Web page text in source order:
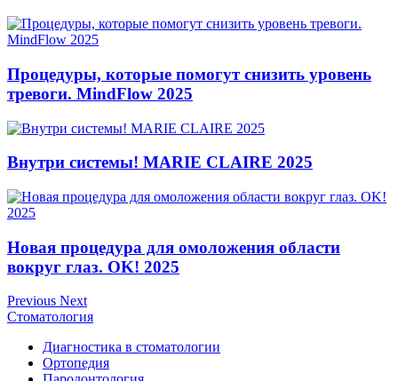
Процедуры, которые помогут снизить уровень
тревоги. MindFlow 2025
Внутри системы! MARIE CLAIRE 2025
Новая процедура для омоложения области
вокруг глаз. OK! 2025
Previous Next
Стоматология
Диагностика в стоматологии
Ортопедия